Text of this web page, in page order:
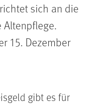
sich an die
15. Dezember
gibt es für